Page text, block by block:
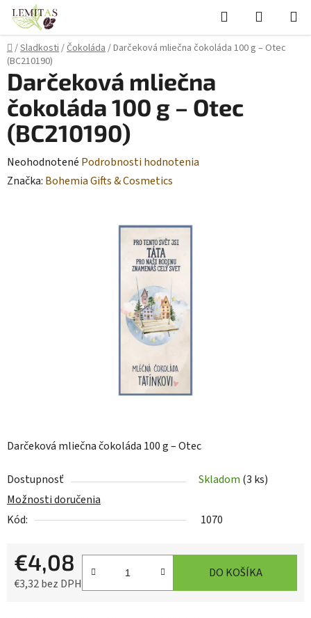
Prejsť
obsah
Hľadať
KOŠÍK
Domov
/Sladkosti/Čokoláda/Darčeková mliečna čokoláda 100 g – Otec
(BC210190)
Darčeková mliečna čokoláda 100 g – Otec
Dostupnosť Skladom (3 ks)
Možnosti doručenia
Kód:
1070
€4,08
€3,32 bez DPH
DO KOŠÍKA
Darčeková mliečna
čokoláda 100 g – Otec
(BC210190)
Priemerné
hodnotenie
Neohodnotené Podrobnosti hodnotenia
Značka: Bohemia Gifts & Cosmetics